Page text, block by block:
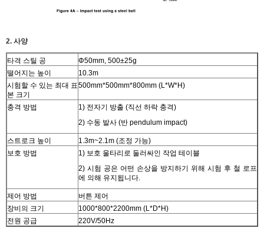
2. 사양
타격 스틸 공
Φ50mm, 500±25g
떨어지는 높이
10.3m
시험할 수 있는 최대 표
본 크기
500mm*500mm*800mm (L*W*H)
충격 방법
1) 전자기 방출 (직선 하락 충격)
2) 수동 발사 (반 pendulum impact)
스트로크 높이
1.3m~2.1m (조정 가능)
보호 방법
1) 보호 울타리로 둘러싸인 작업 테이블
2) 시험 공은 어떤 손상을 방지하기 위해 시험 후 철 로프
에 의해 유지됩니다.
제어 방법
버튼 제어
장비의 크기
1000*800*2200mm (L*D*H)
전원 공급
220V/50Hz